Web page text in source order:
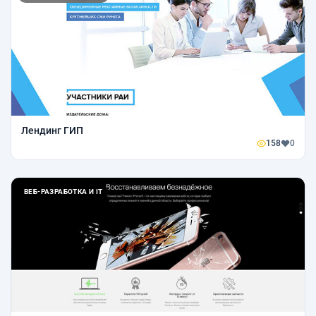
Лендинг ГИП
158 0
ВЕБ-РАЗРАБОТКА И IT